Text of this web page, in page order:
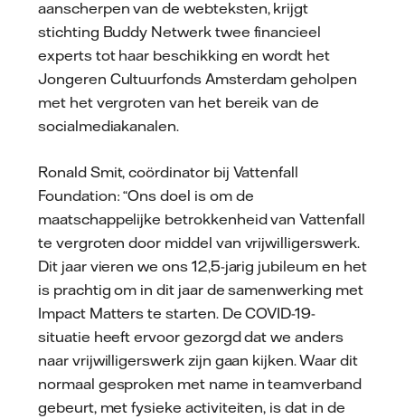
aanscherpen van de webteksten, krijgt
stichting Buddy Netwerk twee financieel
experts tot haar beschikking en wordt het
Jongeren Cultuurfonds Amsterdam geholpen
met het vergroten van het bereik van de
socialmediakanalen.
Ronald Smit, coördinator bij Vattenfall
Foundation: “Ons doel is om de
maatschappelijke betrokkenheid van Vattenfall
te vergroten door middel van vrijwilligerswerk.
Dit jaar vieren we ons 12,5-jarig jubileum en het
is prachtig om in dit jaar de samenwerking met
Impact Matters te starten. De COVID-19-
situatie heeft ervoor gezorgd dat we anders
naar vrijwilligerswerk zijn gaan kijken. Waar dit
normaal gesproken met name in teamverband
gebeurt, met fysieke activiteiten, is dat in de